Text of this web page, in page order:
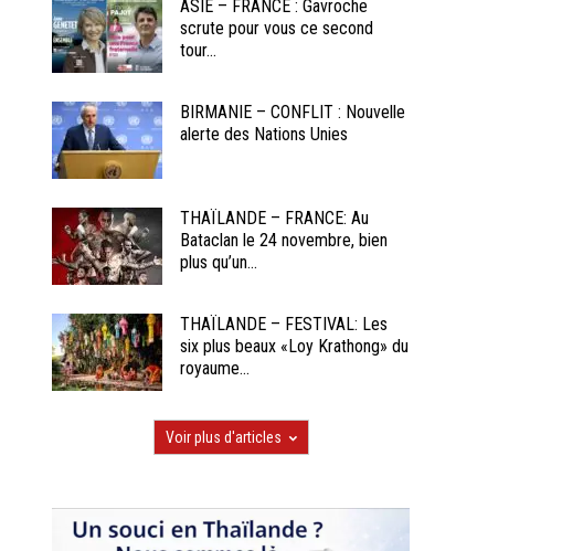
ASIE – FRANCE : Gavroche
scrute pour vous ce second
tour...
BIRMANIE – CONFLIT : Nouvelle
alerte des Nations Unies
THAÏLANDE – FRANCE: Au
Bataclan le 24 novembre, bien
plus qu’un...
THAÏLANDE – FESTIVAL: Les
six plus beaux «Loy Krathong» du
royaume...
Voir plus d'articles